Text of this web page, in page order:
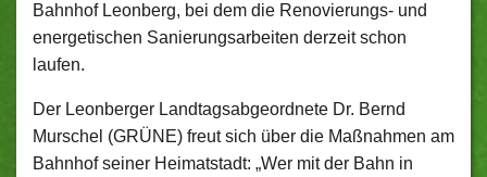
Bahnhof Leonberg, bei dem die Renovierungs- und
energetischen Sanierungsarbeiten derzeit schon
laufen.
Der Leonberger Landtagsabgeordnete Dr. Bernd
Murschel (GRÜNE) freut sich über die Maßnahmen am
Bahnhof seiner Heimatstadt: „Wer mit der Bahn in